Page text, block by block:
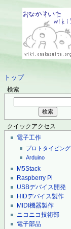
トップ
検索
クイックアクセス
電子工作
プロトタイピング
Arduino
M5Stack
Raspberry Pi
USBデバイス開発
HIDデバイス製作
MIDI機器製作
ニコニコ技術部
電子部品